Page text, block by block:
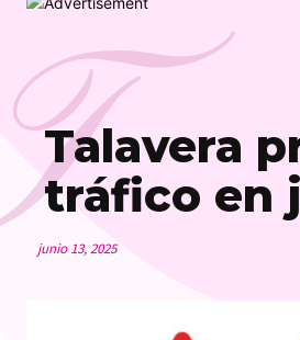
Talavera
tráfico en
junio 13, 2025